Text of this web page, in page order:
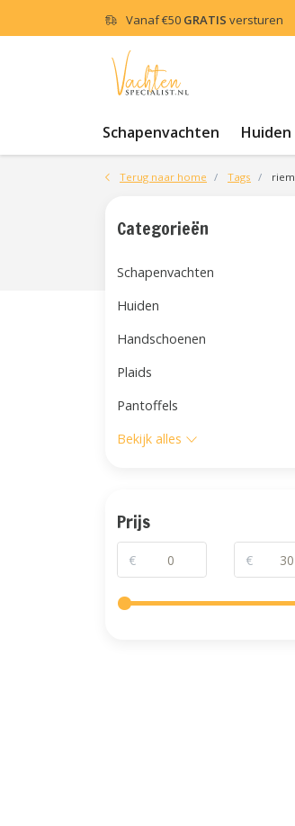
Vanaf€50 GRATIS versturen
Schapenvachten Huiden
Terug naar home Tags riem
Categorieën
Schapenvachten
Huiden
Handschoenen
Plaids
Pantoffels
Bekijk alles
Prijs
€ €